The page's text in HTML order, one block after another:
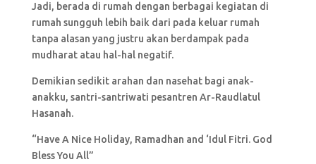
Jadi, berada di rumah dengan berbagai kegiatan di
rumah sungguh lebih baik dari pada keluar rumah
tanpa alasan yang justru akan berdampak pada
mudharat atau hal-hal negatif.
Demikian sedikit arahan dan nasehat bagi anak-
anakku, santri-santriwati pesantren Ar-Raudlatul
Hasanah.
“Have A Nice Holiday, Ramadhan and ‘Idul Fitri. God
Bless You All”